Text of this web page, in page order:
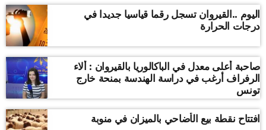
اليوم ..القيروان تسجل رقما قياسيا جديدا في
درجات الحرارة
صاحبة أعلى معدل في الباكالوريا بالقيروان : ألاء
الرفراف أرغب في دراسة الهندسة بمنحة خارج
تونس
افتتاح نقطة بيع الأضاحي بالميزان في منوبة